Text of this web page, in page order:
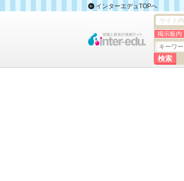
インターエデュTOPへ
サイト内
掲示板内